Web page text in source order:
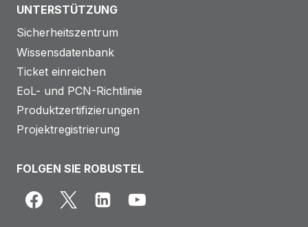
UNTERSTÜTZUNG
Sicherheitszentrum
Wissensdatenbank
Ticket einreichen
EoL- und PCN-Richtlinie
Produktzertifizierungen
Projektregistrierung
FOLGEN SIE ROBUSTEL